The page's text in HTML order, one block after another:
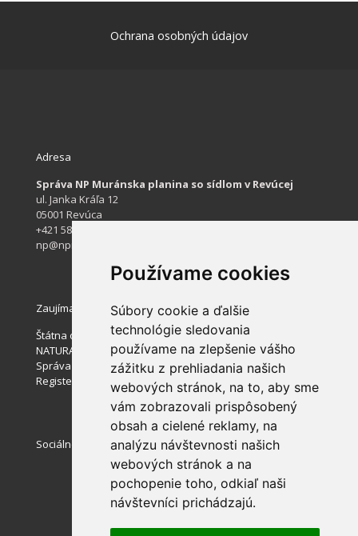
Používame cookies
Súbory cookie a ďalšie
technológie sledovania
používame na zlepšenie vášho
zážitku z prehliadania našich
webových stránok, na to, aby sme
vám zobrazovali prispôsobený
obsah a cielené reklamy, na
analýzu návštevnosti našich
webových stránok a na
pochopenie toho, odkiaľ naši
návštevníci prichádzajú.
Ochrana osobných údajov
Adresa
Správa NP Muránska planina so sídlom v Revúcej
ul. Janka Kráľa 12
05001 Revúca
+421 584 422 061
np@npmuranskaplanina.sk
Zaujímavé stránky
Štátna ochrana prírody SR
NATURA 2000
Správa slovenských jaskýň
Register ponúkaného majetku štátu
Sociálne siete